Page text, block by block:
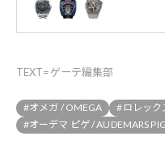
TEXT=ゲーテ編集部
#オメガ / OMEGA
#ロレック
#オーデマ ピゲ / AUDEMARS